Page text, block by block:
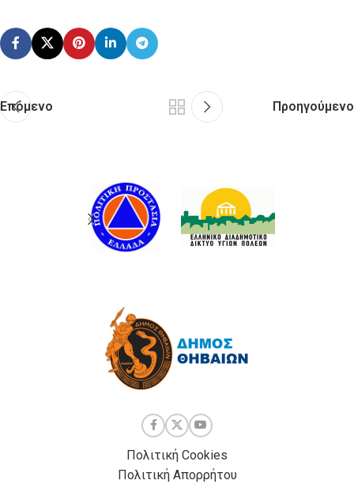
Επόμενο Προηγούμενο
Πολιτική Cookies
Πολιτική Απορρήτου